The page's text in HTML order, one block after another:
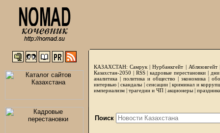
КАЗАХСТАН: Самрук |Нурбанкгейт | Аблязовгейт
Казахстан-2050 | RSS|кадровые перестановки|
аналитика | политика и общество | экономика |
интервью |скандалы | сенсации|криминал и
империализм | трагедии и ЧП | акционеры |
Поиск